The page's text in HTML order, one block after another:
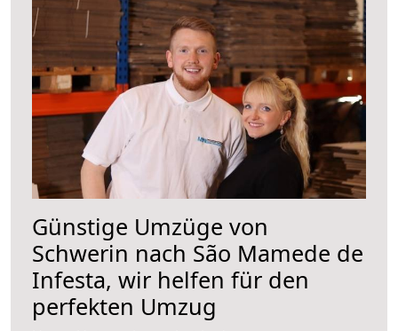
Günstige Umzüge von
Schwerin nach São Mamede de
Infesta, wir helfen für den
perfekten Umzug